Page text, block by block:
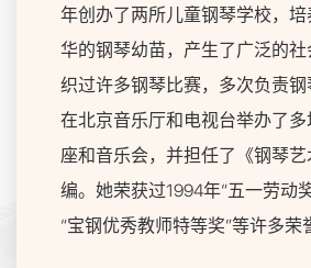
年创办了两所儿童钢琴学校，
华的钢琴幼苗，产生了广泛的社
织过许多钢琴比赛，多次负责钢
在北京音乐厅和电视台举办了
座和音乐会，并担任了《钢琴
编。她荣获过1994年“五一劳动
“宝钢优秀教师特等奖”等许多荣